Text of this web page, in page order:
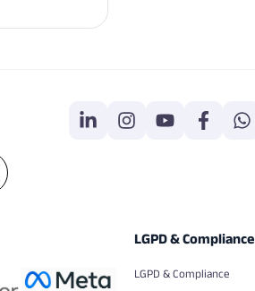
LGPD & Compliance
LGPD & Compliance